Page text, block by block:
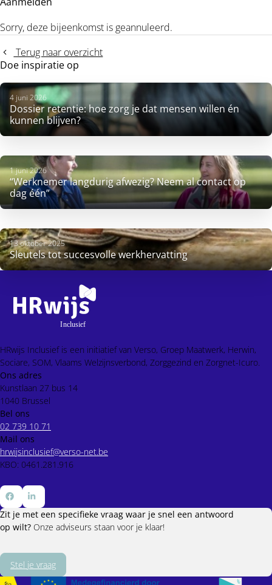
Sorry, deze bijeenkomst is geannuleerd.
Terug naar overzicht
Doe inspiratie op
Dossier retentie: hoe zorg je dat mensen willen én
kunnen blijven?
4 juni 2026
“Werknemer langdurig afwezig? Neem al contact op
dag één”
1 juni 2026
Sleutels tot succesvolle werkhervatting
13 oktober 2025
HRwijs Inclusief is een initiatief van Verso, Groep Maatwerk, Herwin,
Sociare, SOM, Vlaams Welzijnsverbond, Zorggezind en Zorgnet-Icuro.
Ons adres
Kunstlaan 27 bus 14
1040 Brussel
Bel ons
02 739 10 71
Mail ons
hrwijsinclusief@verso-net.be
KBO: 0461.281.916
Ga
naar
Ga
naar
Zit je met een specifieke vraag waar je snel een antwoord
op wilt? Onze adviseurs staan voor je klaar!
Stel je vraag